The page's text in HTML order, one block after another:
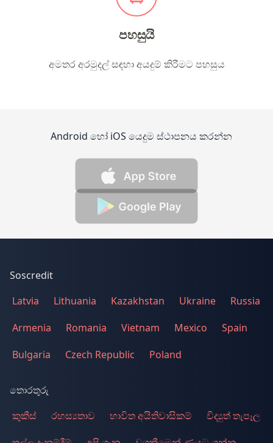
පහසුයි
අමතර අරමුදල් සඳහා අයදුම් කිරීමට පහසුය
Android හෝ iOS යෙදුම ස්ථාපනය කරන්න
Soscredit
Latvia
Lithuania Kazakhstan Ukraine
Russia
Armenia
Romania Vietnam Mexico
Spain
Bulgaria
Czech Republic Poland
තොරතුරු
කුකීස්
රහස්‍යතාව භාවිත අයිතිවාසිකම්
විද්‍යුත් තැපෑල